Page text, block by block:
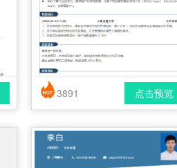
简历风格： 简洁 / 时尚 / 应届生
点击预览
3891